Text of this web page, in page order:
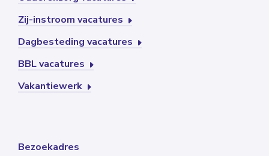
Zij-instroom vacatures
Dagbesteding vacatures
BBL vacatures
Vakantiewerk
Bezoekadres